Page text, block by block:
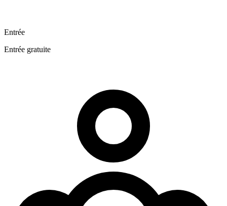
Entrée
Entrée gratuite